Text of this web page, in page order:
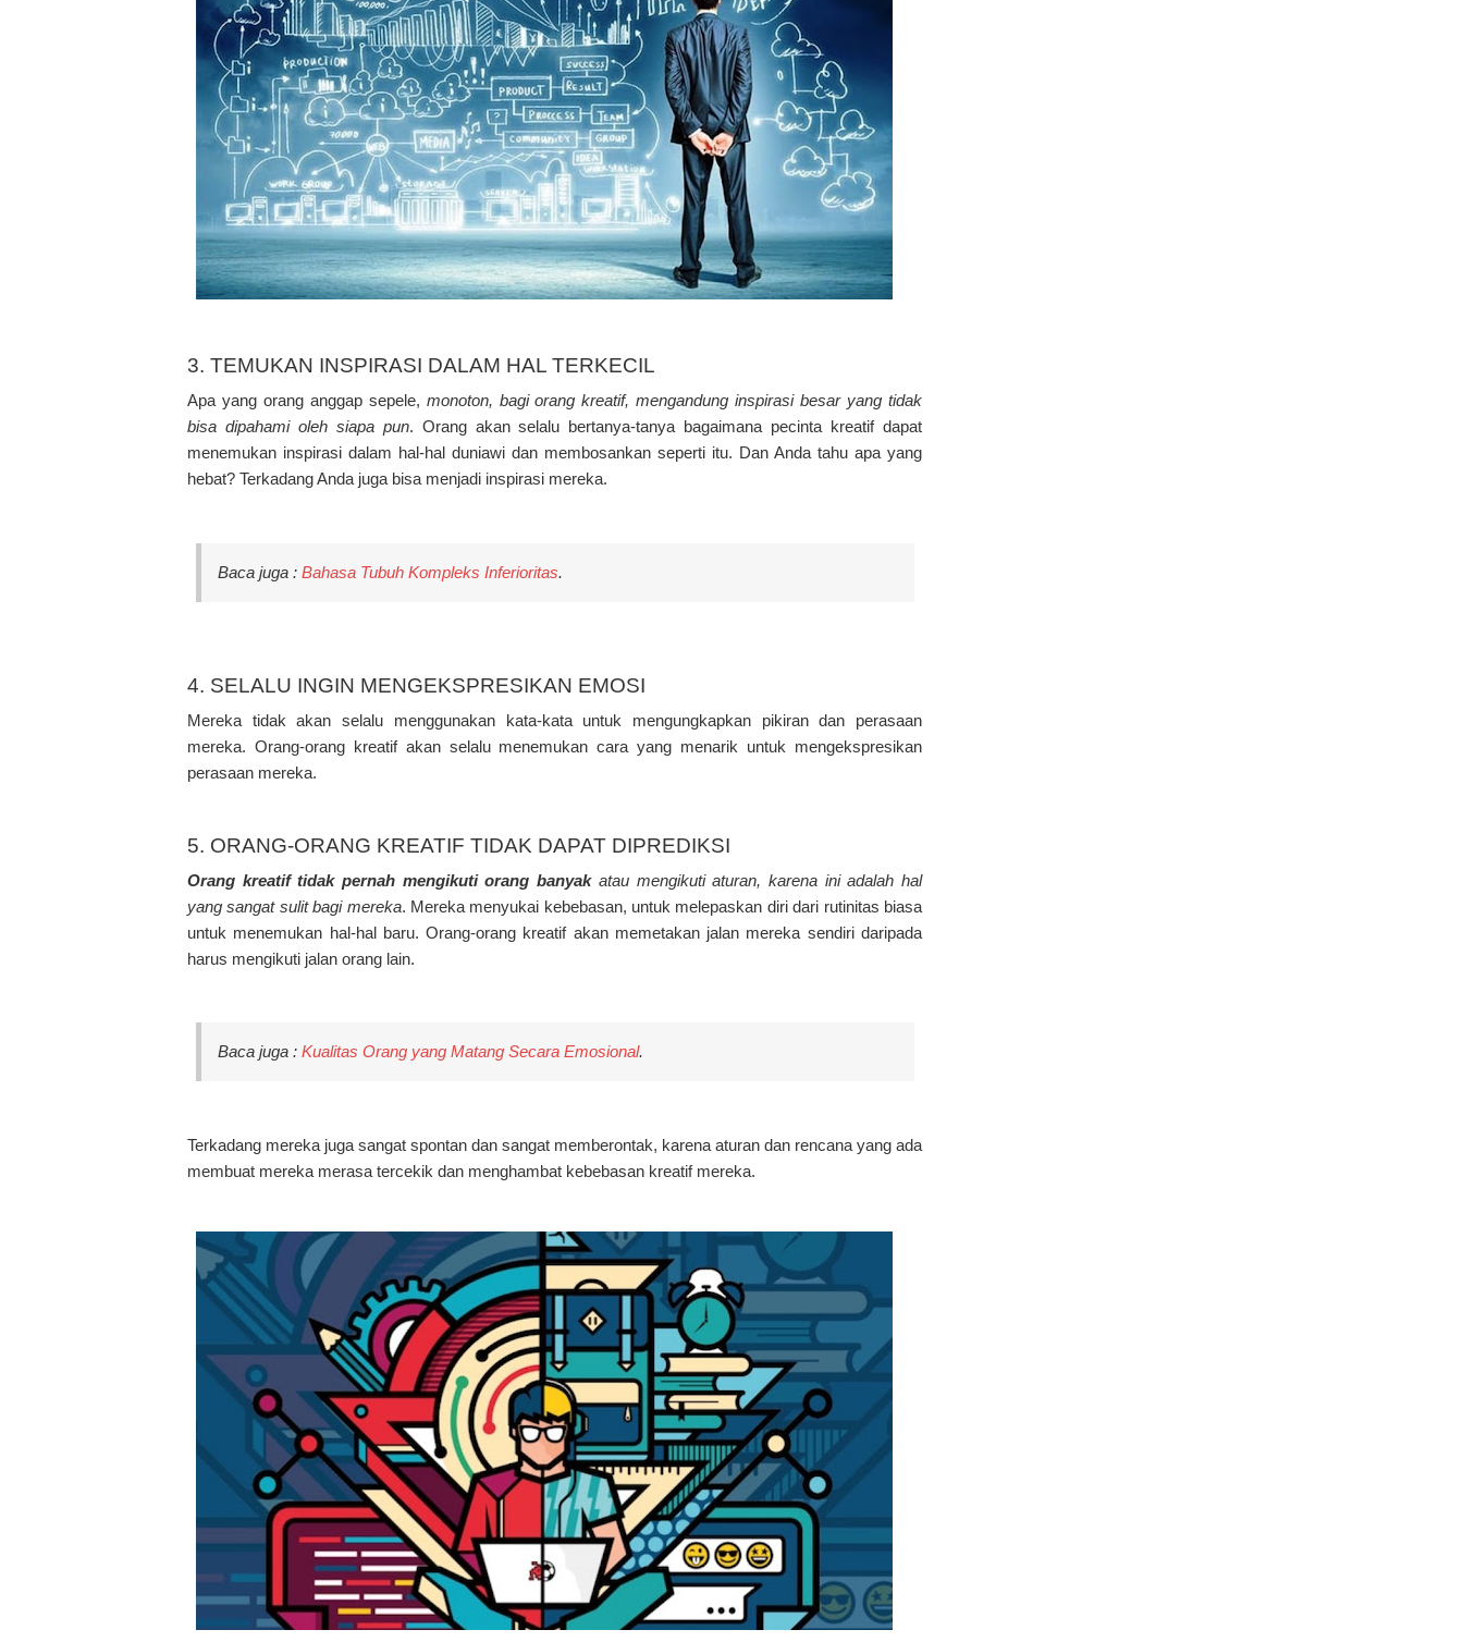
3. TEMUKAN INSPIRASI DALAM HAL TERKECIL
Apa yang orang anggap sepele, monoton, bagi orang kreatif, mengandung inspirasi besar yang tidak
bisa dipahami oleh siapa pun. Orang akan selalu bertanya-tanya bagaimana pecinta kreatif dapat
menemukan inspirasi dalam hal-hal duniawi dan membosankan seperti itu. Dan Anda tahu apa yang
hebat? Terkadang Anda juga bisa menjadi inspirasi mereka.
Baca juga : Bahasa Tubuh Kompleks Inferioritas.
4. SELALU INGIN MENGEKSPRESIKAN EMOSI
Mereka tidak akan selalu menggunakan kata-kata untuk mengungkapkan pikiran dan perasaan
mereka. Orang-orang kreatif akan selalu menemukan cara yang menarik untuk mengekspresikan
perasaan mereka.
5. ORANG-ORANG KREATIF TIDAK DAPAT DIPREDIKSI
Orang kreatif tidak pernah mengikuti orang banyakatau mengikuti aturan, karena ini adalah hal
yang sangat sulit bagi mereka. Mereka menyukai kebebasan, untuk melepaskan diri dari rutinitas biasa
untuk menemukan hal-hal baru. Orang-orang kreatif akan memetakan jalan mereka sendiri daripada
harus mengikuti jalan orang lain.
Baca juga : Kualitas Orang yang Matang Secara Emosional.
Terkadang mereka juga sangat spontan dan sangat memberontak, karena aturan dan rencana yang ada
membuat mereka merasa tercekik dan menghambat kebebasan kreatif mereka.